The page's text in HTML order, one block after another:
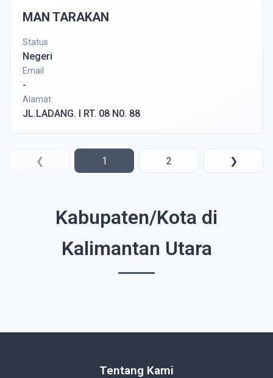
MAN TARAKAN
Status
Negeri
Email
-
Alamat
JL.LADANG. I RT. 08 N0. 88
❮ 1 2 ❯
Kabupaten/Kota di
Kalimantan Utara
Tentang Kami